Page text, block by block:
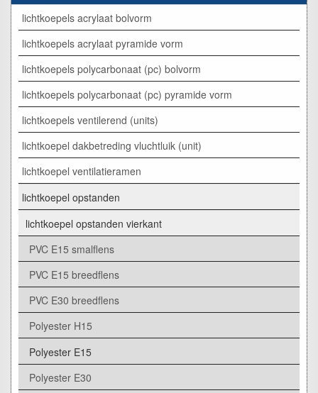
lichtkoepels acrylaat bolvorm
lichtkoepels acrylaat pyramide vorm
lichtkoepels polycarbonaat (pc) bolvorm
lichtkoepels polycarbonaat (pc) pyramide vorm
lichtkoepels ventilerend (units)
lichtkoepel dakbetreding vluchtluik (unit)
lichtkoepel ventilatieramen
lichtkoepel opstanden
lichtkoepel opstanden vierkant
PVC E15 smalflens
PVC E15 breedflens
PVC E30 breedflens
Polyester H15
Polyester E15
Polyester E30